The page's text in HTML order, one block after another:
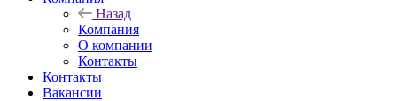
Назад
Компания
О компании
Контакты
Контакты
Вакансии